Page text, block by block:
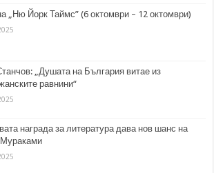
„Ню Йорк Таймс” (6 октомври – 12 октомври)
„Душата на България витае из
равнини“
награда за литература дава нов шанс на